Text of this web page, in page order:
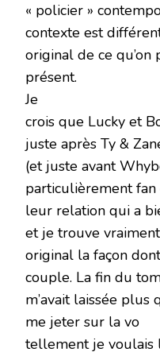
« policier »
contexte est
original de ce qu’on
présent.
Je
crois que Lucky et
juste après Ty &
(et juste avant
particulièrement fan
leur relation qui a
et je trouve vraiment
original la façon
couple. La fin du
m’avait laissée plus
me jeter sur la vo
tellement je voulais